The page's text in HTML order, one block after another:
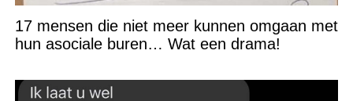
17 mensen die niet meer kunnen omgaan met
hun asociale buren… Wat een drama!